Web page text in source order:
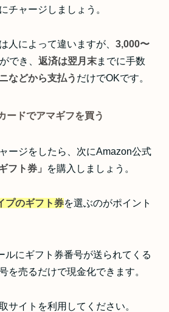
チャージしましょう。
人によって違いますが、 3,000〜
でき、 返済は翌月末までに手数
などから支払う だけでOKです。
ードでアマギフを買う
ージをしたら、次にAmazon公式
フト券」 を購入しましょう。
プのギフト券を選ぶのがポイント
ルにギフト券番号が送られてくる
を売るだけで現金化できます。
サイトを利用してください。